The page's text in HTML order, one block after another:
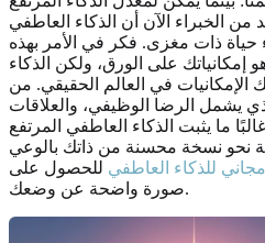
من الخبراء الآن أن الذكاء العاطفي
حياة ذات مغزى. فكر في الأمر بهذه
إمكانياتك على الورق، ولكن الذكاء
الإمكانيات في العالم الحقيقي. من
يشمل الرضا الوظيفي، والعلاقات
ما يثبت الذكاء العاطفي المرتفع
نحو نسخة محسنة من ذاتك بالوعي
مجاني للذكاء العاطفي للحصول على
صورة واضحة عن وضعك.